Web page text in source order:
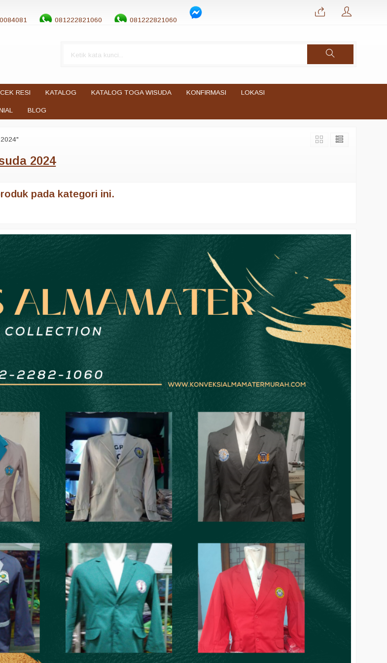
081222821060 081222821060
CEK RESI KATALOG KATALOG TOGA WISUDA KONFIRMASI LOKASI
BLOG
2024
pada kategori ini.